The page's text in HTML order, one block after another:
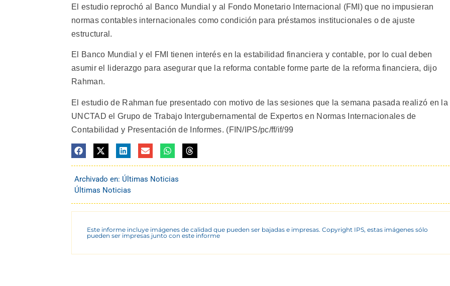
El estudio reprochó al Banco Mundial y al Fondo Monetario Internacional (FMI) que no impusieran
normas contables internacionales como condición para préstamos institucionales o de ajuste
estructural.
El Banco Mundial y el FMI tienen interés en la estabilidad financiera y contable, por lo cual deben
asumir el liderazgo para asegurar que la reforma contable forme parte de la reforma financiera, dijo
Rahman.
El estudio de Rahman fue presentado con motivo de las sesiones que la semana pasada realizó en la
UNCTAD el Grupo de Trabajo Intergubernamental de Expertos en Normas Internacionales de
Contabilidad y Presentación de Informes. (FIN/IPS/pc/ff/if/99
Archivado en: Últimas Noticias
Últimas Noticias
Este informe incluye imágenes de calidad que pueden ser bajadas e impresas. Copyright IPS, estas imágenes sólo
pueden ser impresas junto con este informe